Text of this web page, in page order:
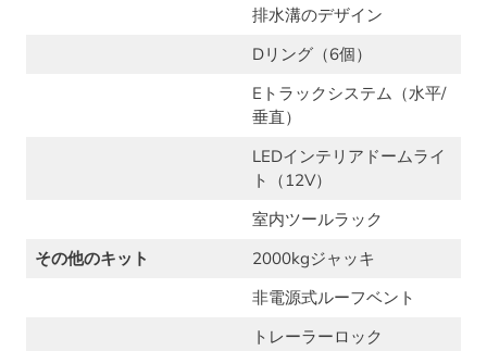
排水溝のデザイン
Dリング（6個）
Eトラックシステム（水平/
垂直）
LEDインテリアドームライ
ト（12V）
室内ツールラック
その他のキット
2000kgジャッキ
非電源式ルーフベント
トレーラーロック